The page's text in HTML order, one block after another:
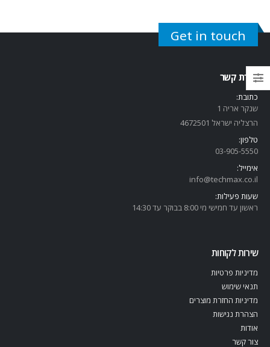
Get in touch
יצירת קשר
כתובת:
שנקר אריה 1
הרצליה ישראל 4672501
טלפון:
03-905-5550
אימייל:
info@techmax.co.il
שעות פעילות:
ראשון עד חמישי מי 8:00 בבוקר עד 14:30
שירות לקוחות
מדיניות פרטיות
תנאי שימוש
מדיניות החזרת מוצרים
הצהרת נגישות
אודות
צור קשר